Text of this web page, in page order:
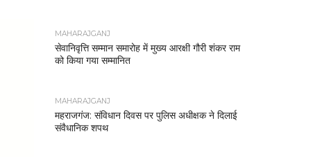
MAHARAJGANJ
सेवानिवृत्ति सम्मान समारोह में मुख्य आरक्षी गौरी शंकर राम
को किया गया सम्मानित
MAHARAJGANJ
महराजगंज: संविधान दिवस पर पुलिस अधीक्षक ने दिलाई
संवैधानिक शपथ